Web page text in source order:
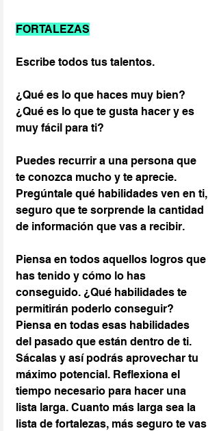
FORTALEZAS
Escribe todos tus talentos.
¿Qué es lo que haces muy bien?
¿Qué es lo que te gusta hacer y es
muy fácil para ti?
Puedes recurrir a una persona que
te conozca mucho y te aprecie.
Pregúntale qué habilidades ven en ti,
seguro que te sorprende la cantidad
de información que vas a recibir.
Piensa en todos aquellos logros que
has tenido y cómo lo has
conseguido. ¿Qué habilidades te
permitirán poderlo conseguir?
Piensa en todas esas habilidades
del pasado que están dentro de ti.
Sácalas y así podrás aprovechar tu
máximo potencial. Reflexiona el
tiempo necesario para hacer una
lista larga. Cuanto más larga sea la
lista de fortalezas, más seguro te vas